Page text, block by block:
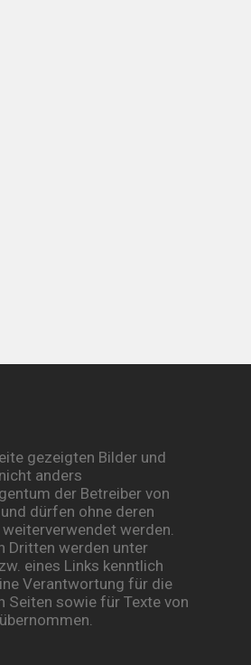
gezeigten Bilder und
anders
der Betreiber von
dürfen ohne deren
werden.
Dritten werden unter
eines Links kenntlich
Verantwortung für die
Seiten sowie für Texte von